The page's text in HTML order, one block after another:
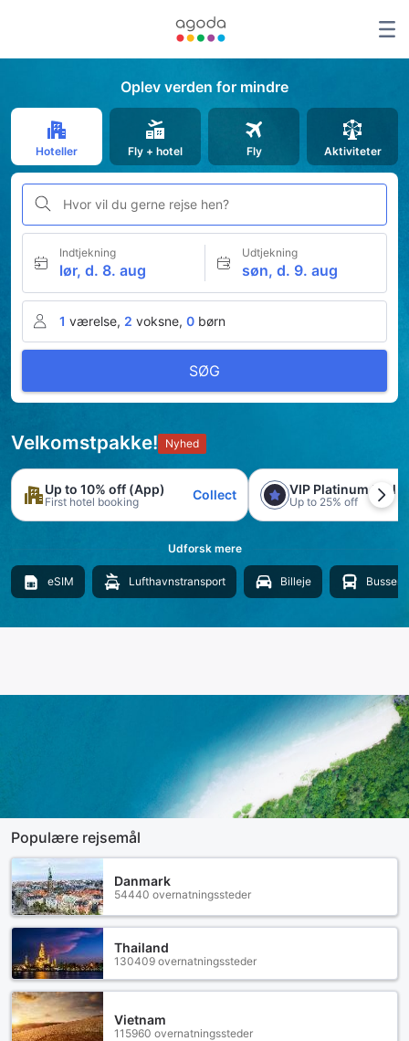
Oplev verden for mindre
Hoteller Fly + hotel Fly Aktiviteter
Hvor vil du gerne rejse hen?
Indtjekning
lør, d. 8. aug
Udtjekning
søn, d. 9. aug
1 værelse, 2 voksne, 0 børn
SØG
Velkomstpakke! Nyhed
Up to 10% off (App)
First hotel booking Collect VIP Platinum trial
Up to 25% off
Udforsk mere
eSIM Lufthavnstransport Billeje Busser
Populære rejsemål
Danmark
54440 overnatningssteder
Thailand
130409 overnatningssteder
Vietnam
115960 overnatningssteder